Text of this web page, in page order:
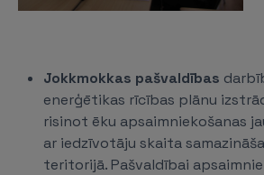
Jokkmokkas pašvaldības
enerģētikas rīcības plānu
risinot ēku apsaimniekošanas
ar iedzīvotāju skaita
teritorijā. Pašvaldībai